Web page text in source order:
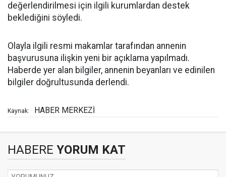
değerlendirilmesi için ilgili kurumlardan destek
beklediğini söyledi.
Olayla ilgili resmi makamlar tarafından annenin
başvurusuna ilişkin yeni bir açıklama yapılmadı.
Haberde yer alan bilgiler, annenin beyanları ve edinilen
bilgiler doğrultusunda derlendi.
Kaynak: HABER MERKEZİ
HABERE YORUM KAT